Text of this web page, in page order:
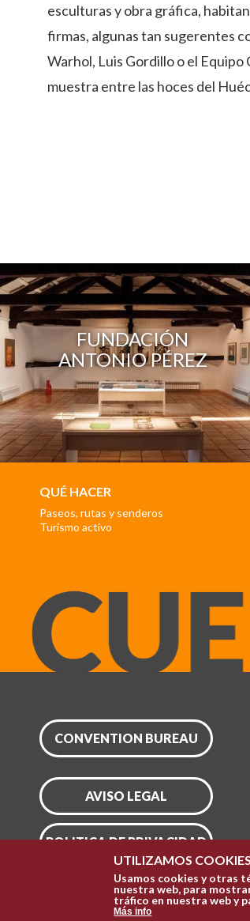
esculturas y obra gráfica,
firmas, algunas tan sugerentes
Warhol, Luis Gordillo o el
muestra entre las hoces del
FUNDACIÓN
ANTONIO PÉREZ
QUÉ HACER
Paseos, rutas y senderos
Turismo activo
CONVENTION BUREAU
AVISO LEGAL
POLITICA DE PRIVACIDAD
CONFIGURAR COOKIES
UTILIZAMOS COOKIES
Usamos cookies y otras
nuestra web, para
tráfico en nuestra web y
Más info